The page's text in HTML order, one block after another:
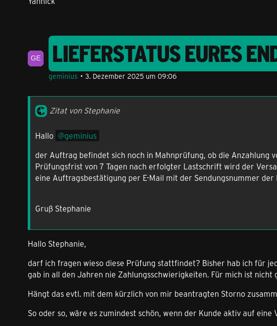
LIEFERSTATUS EURES
geminius 3. Dezember 2025 um 09:06
Zitat von Stephanie
Hallo
geminius
der Auftrag befindet sich noch in Mahnprüfung, ob die
Prüfungsfrist von 7 Tagen nach erfolgter Lastschrift wird der
eine Auftragsbestätigung per E-Mail mit der Sendungsnummer der
Gruß Stephanie
Hallo Stephanie,
darf ich fragen wieso diese Prüfung stattfindet? Bisher hab ich für
gab in all den Jahren nie Zahlungsschwierigkeiten. Für mich ist
Hängt das evtl. mit dem kürzlich von mir beantragten Storno
So oder so, wäre es zumindest schön, wenn der Kunde aktiv auf